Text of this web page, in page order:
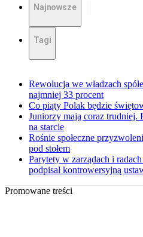
Najnowsze
Tagi
Rewolucja we władzach
najmniej 33 procent
Co piąty Polak będzie
Juniorzy mają coraz trudniej.
na starcie
Rośnie społeczne
pod stołem
Parytety w zarządach i
podpisał kontrowersyjną
Promowane treści